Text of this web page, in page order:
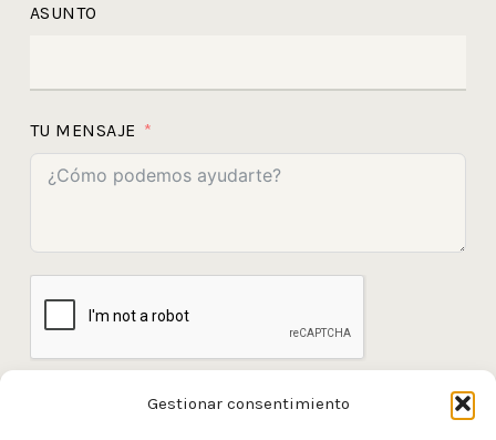
Gestionar consentimiento
ASUNTO
TU MENSAJE
HE LEÍDO Y ACEPTO LOS LAPOLÍTICA DE